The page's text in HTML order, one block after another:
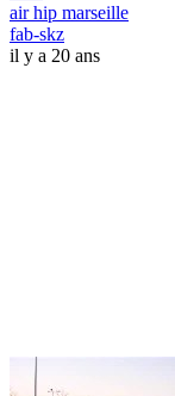
air hip marseille
fab-skz
il y a 20 ans